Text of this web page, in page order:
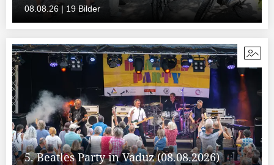
08.08.26 | 19 Bilder
5. Beatles Party in Vaduz (08.08.2026)